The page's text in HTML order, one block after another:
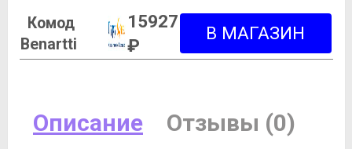
Комод
Benartti
15927
₽
Описание Отзывы (0)